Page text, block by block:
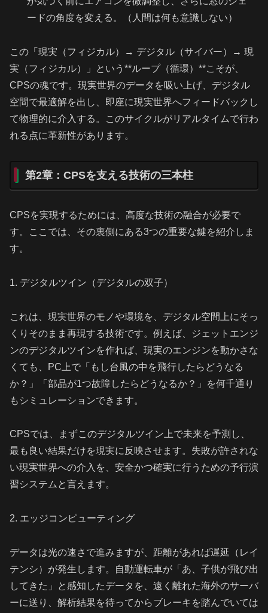
ードの角度を変える。（人間は何も意識しない）
この「現実（フィジカル）→ デジタル（サイバー）→ 現
実（フィジカル）」という**ループ（循環）**こそが、
CPSの魂です。現実世界のデータを吸い上げ、デジタル
空間で最適解を出し、即座に現実世界へフィードバックし
て物理的に介入する。このサイクルがリアルタイムで行わ
れる点に革新性があります。
第2章：CPSを支える技術の三本柱
CPSを実現するためには、高度な技術の融合が必要で
す。ここでは、その裏側にある3つの重要な鍵を紹介しま
す。
1. デジタルツイン（デジタルの双子）
これは、現実世界のモノや環境を、デジタル空間上にそっ
くりそのまま再現する技術です。例えば、ジェットエンジ
ンのデジタルツインを作れば、現実のエンジンを動かさな
くても、PC上で「もし台風の中を飛行したらどうなる
か？」「部品が1つ故障したらどうなるか？」を何千通り
もシミュレーションできます。
CPSでは、まずこのデジタルツイン上で未来を予測し、
最も良い結果だけを現実に反映させます。失敗が許されな
い現実世界への介入を、安全かつ確実に行うための予行演
習システムと言えます。
2. エッジコンピューティング
データは光の速さで進みますが、距離があれば遅延（レイ
テンシ）が発生します。自動運転車が「あ、子供が飛び出
してきた」と感知したデータを、遠く離れた海外のサーバ
ーに送り、解析結果を待ってからブレーキを踏んでいては